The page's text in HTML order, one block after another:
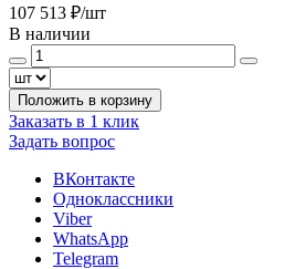
107 513 ₽/шт
В наличии
Положить в корзину
Заказать в 1 клик
Задать вопрос
ВКонтакте
Одноклассники
Viber
WhatsApp
Telegram